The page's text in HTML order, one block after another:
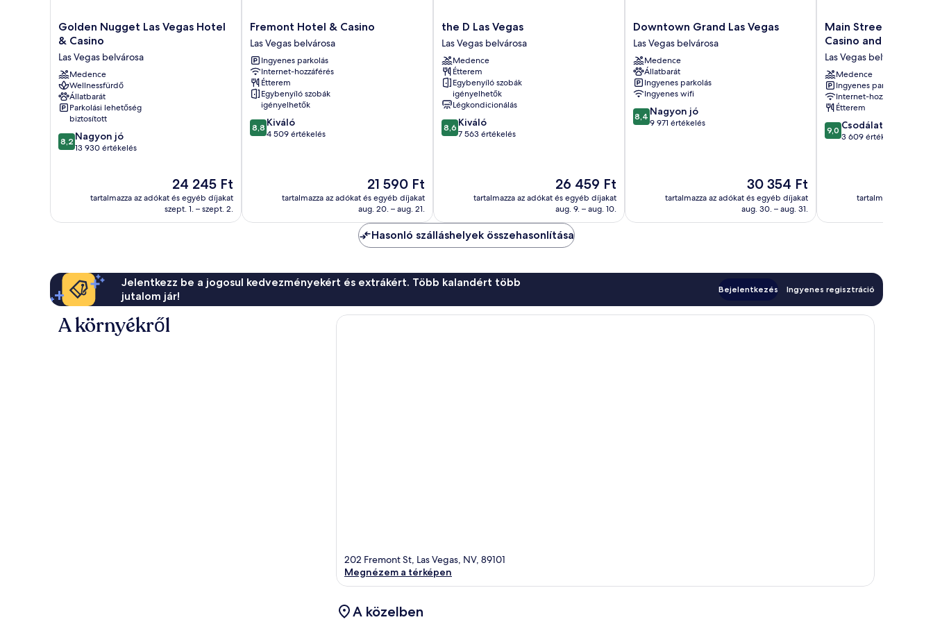
Golden
Nugget
Vegas
Hotel
&
Casino
Las
Vegas
belvárosa
Golden Nugget Las Vegas Hotel
& Casino
Las Vegas belvárosa
Medence
Wellnessfürdő
Állatbarát
Parkolási lehetőség
biztosított
8.2
ennyiből:
8,2 Nagyon jó
13 930 értékelés
Az
ár
24 245 Ft
24 245 Ft
tartalmazza az adókat és egyéb díjakat
szept. 1. – szept. 2.
Fremont
Hotel
&
Casino
Las
Vegas
belvárosa
Fremont Hotel & Casino
Las Vegas belvárosa
Ingyenes parkolás
Internet-hozzáférés
Étterem
Egybenyíló szobák
igényelhetők
8.8
ennyiből:
8,8 Kiváló
4 509 értékelés
Az
21 590 Ft
21 590 Ft
tartalmazza az adókat és egyéb díjakat
aug. 20. – aug. 21.
the
D
Las
Vegas
Las
Vegas
belvárosa
the D Las Vegas
Las Vegas belvárosa
Medence
Étterem
Egybenyíló szobák
igényelhetők
Légkondicionálás
8.6
ennyiből:
8,6 Kiváló
7 563 értékelés
Az
ár
26 459 Ft
26 459 Ft
tartalmazza az adókat és egyéb díjakat
aug. 9. – aug. 10.
Downtown
Grand
Las
Vegas
Las
Vegas
belvárosa
Downtown Grand Las Vegas
Las Vegas belvárosa
Medence
Állatbarát
Ingyenes parkolás
Ingyenes wifi
8.4
ennyiből:
8,4 Nagyon jó
9 971 értékelés
Az
ár
30 354 Ft
30 354 Ft
tartalmazza az adókat és egyéb díjakat
aug. 30. – aug. 31.
Main
Street
Hotel,
Casino
and
Brewery
Las
Vegas
belvárosa
Main Street Station
Casino and Brewery
Las Vegas belvárosa
Medence
Ingyenes parkolás
Internet-hozzáférés
Étterem
9.0
ennyiből:
9,0 Csodálatos
3 609 értékelés
tartalmazza az
Hasonló szálláshelyek összehasonlítása
Jelentkezz be a jogosul kedvezményekért és extrákért. Több kalandért több
jutalom jár!
Bejelentkezés Ingyenes regisztráció
A környékről
202 Fremont St, Las Vegas, NV, 89101
Megnézem a térképen
A közelben